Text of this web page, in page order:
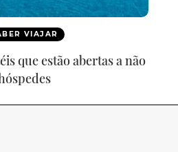
VIAJAR
que estão abertas a não